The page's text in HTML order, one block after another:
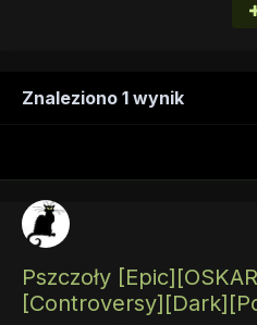
Znaleziono 1 wynik
Pszczoły